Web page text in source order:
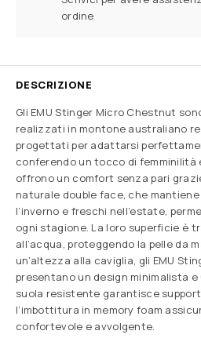
ordine
DESCRIZIONE
Gli EMU Stinger Micro Chestnut
realizzati in montone australiano
progettati per adattarsi
conferendo un tocco di
offrono un comfort senza pari
naturale double face, che
l’inverno e freschi nell’estate,
ogni stagione. La loro superficie è
all’acqua, proteggendo la pelle da
un’altezza alla caviglia, gli EMU
presentano un design minimalista
suola resistente garantisce
l’imbottitura in memory foam
confortevole e avvolgente.